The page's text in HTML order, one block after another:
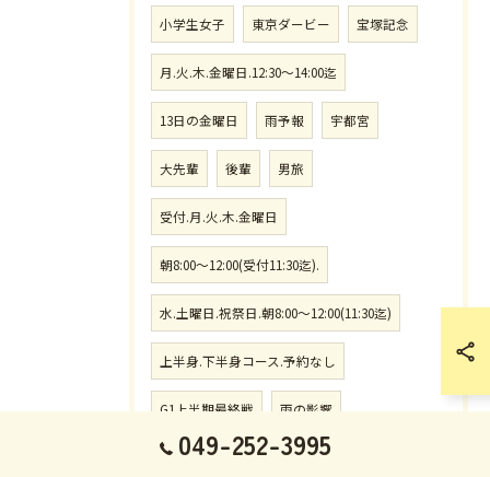
小学生女子 東京ダービー 宝塚記念
月.火.木.金曜日.12:30〜14:00迄
13日の金曜日 雨予報 宇都宮
大先輩 後輩 男旅
受付.月.火.木.金曜日
朝8:00〜12:00(受付11:30迄).
水.土曜日.祝祭日.朝8:00〜12:00(11:30迄)
上半身.下半身コース.予約なし
G1上半期最終戦 雨の影響
馬場コンディション 不良馬場
049-252-3995